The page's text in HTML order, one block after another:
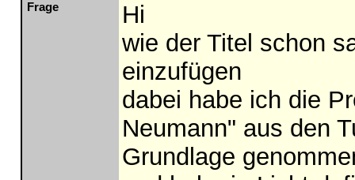
Frage
Hi
wie der Titel schon
einzufügen
dabei habe ich die
Neumann" aus den
Grundlage